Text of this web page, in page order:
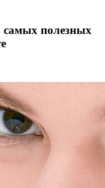
самых полезных